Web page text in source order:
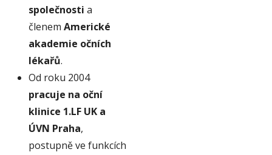
společnosti a
členem Americké
akademie očních
lékařů.
Od roku 2004
pracuje na oční
klinice 1.LF UK a
ÚVN Praha,
postupně ve funkcích